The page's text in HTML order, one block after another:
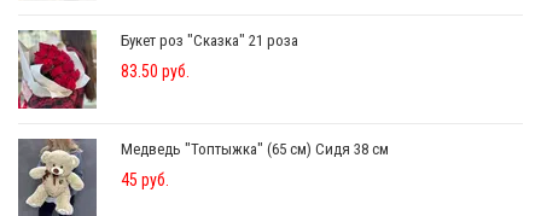
Букет роз "Сказка" 21 роза
83.50 руб.
Медведь "Топтыжка" (65 см) Сидя 38 см
45 руб.